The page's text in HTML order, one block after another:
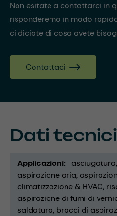
Non esitate a contattarci in
risponderemo in modo
ci diciate di cosa avete
Contattaci
Dati tecnici
Applicazioni asciugatura
aspirazione aria
climatizzazione & HVAC
aspirazione di fumi di
saldatura bracci di